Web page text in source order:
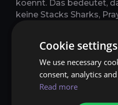
koennt. Das bedeutet,
keine Stacks Sharks,
vielleicht ein paar
Der Dungeon erledigt
Skilling Levels nicht
Cookie settings
We use necessary
consent, analytics
Read more